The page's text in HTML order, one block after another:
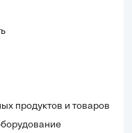
продуктов и товаров